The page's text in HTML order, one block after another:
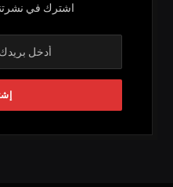
اشترك في نشرتنا